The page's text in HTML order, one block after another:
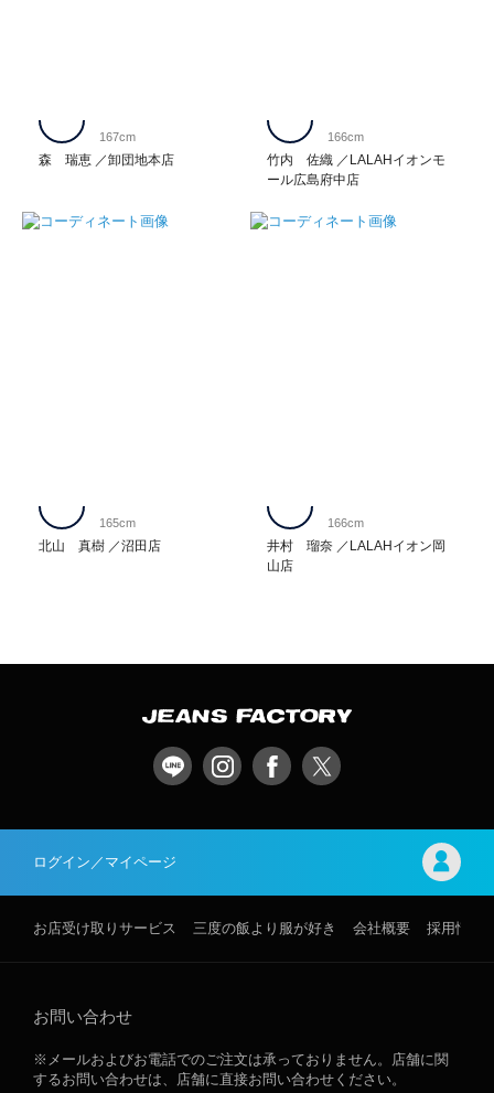
森 瑞恵 卸団地本店
167cm
竹内 佐織
LALAHイオンモ
ール広島府中店
166cm
北山 真樹 沼田店
165cm
井村 瑠奈
LALAHイオン岡
山店
166cm
ログイン／マイページ
お店受け取りサービス 三度の飯より服が好き 会社概要 採用情報
お問い合わせ
※メールおよびお電話でのご注文は承っておりません。店舗に関
するお問い合わせは、店舗に直接お問い合わせください。